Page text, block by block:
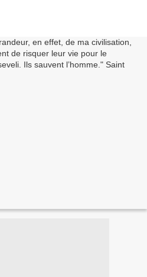
Exupéry (Pilote de